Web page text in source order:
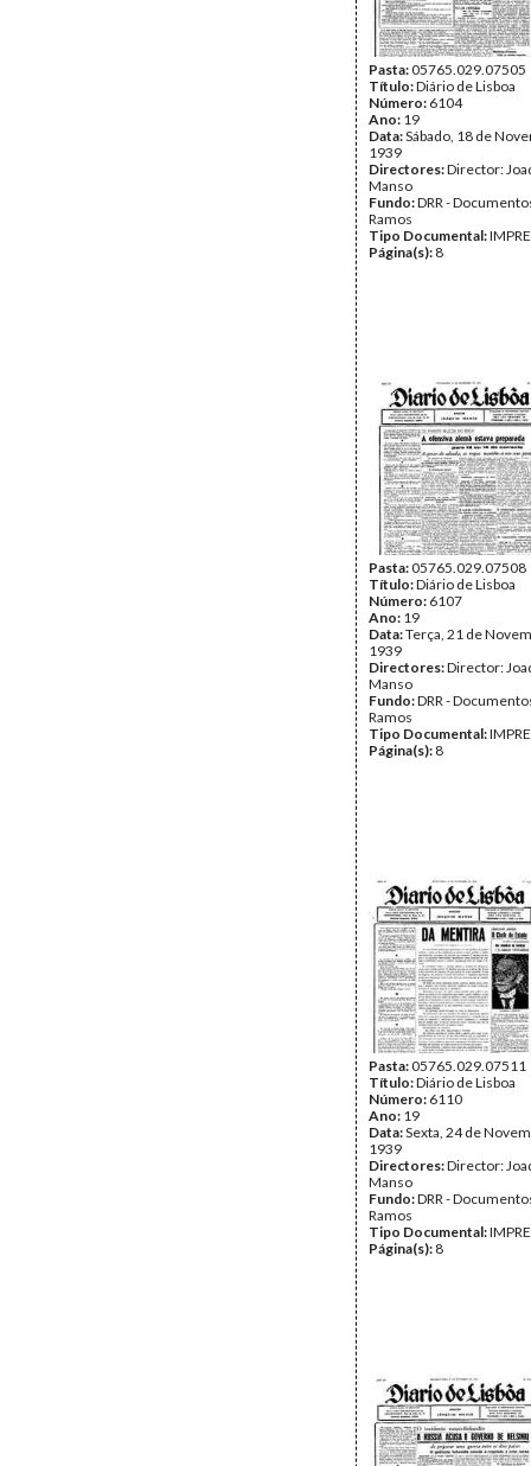
Pasta:05765.029.07505
Título:Diário de Lisboa
Número: 6104
Ano: 19
Data:Sábado, 18 de
1939
Directores:Director:
Manso
Fundo:DRR -
Ramos
Tipo Documental:
Página(s): 8
Pasta:05765.029.07508
Título:Diário de Lisboa
Número: 6107
Ano: 19
Data:Terça, 21 de
1939
Directores:Director:
Manso
Fundo:DRR -
Ramos
Tipo Documental:
Página(s): 8
Pasta:05765.029.07511
Título:Diário de Lisboa
Número: 6110
Ano: 19
Data:Sexta, 24 de
1939
Directores:Director:
Manso
Fundo:DRR -
Ramos
Tipo Documental:
Página(s): 8